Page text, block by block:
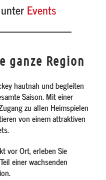
Events
ganze Region
hautnah und begleiten
Saison. Mit einer
zu allen Heimspielen
von einem attraktiven
vor Ort, erleben Sie
einer wachsenden